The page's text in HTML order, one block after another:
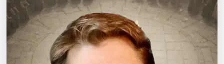
Выставки
Квесты
Экскурсии